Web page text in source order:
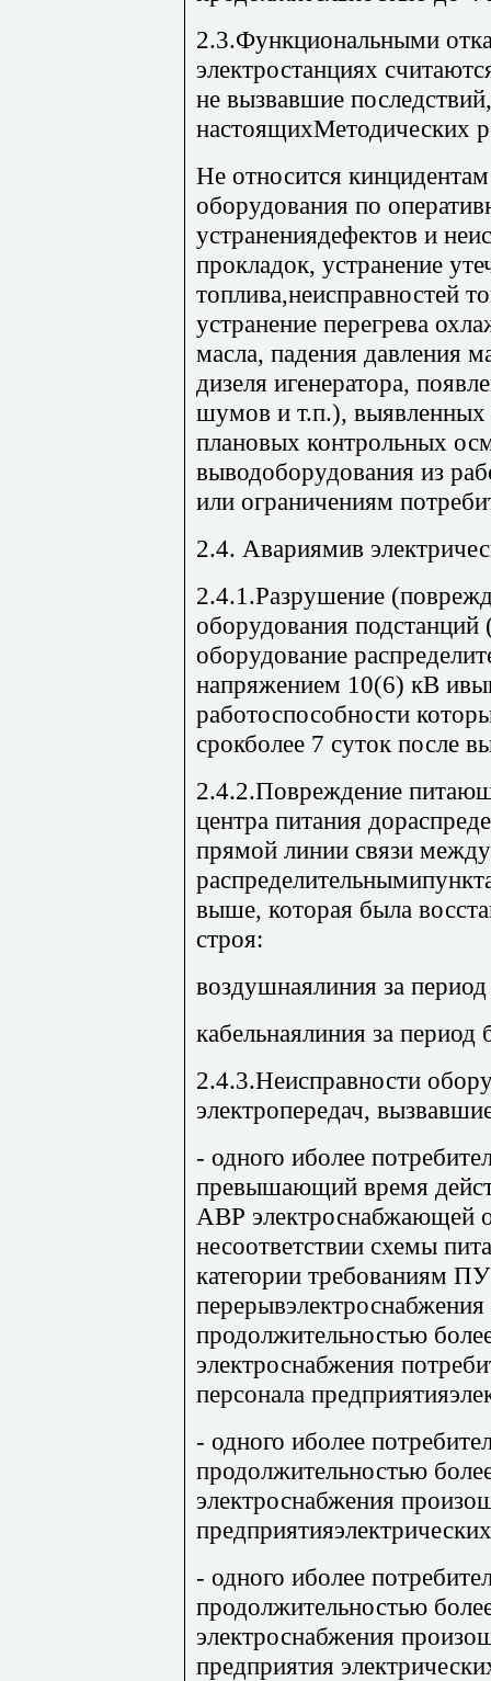
2.3.Функциональными
электростанциях
не вызвавшие
настоящихМетодических
Не относится
оборудования по
устранениядефектов и
прокладок, устранение
топлива,неисправностей
устранение перегрева
масла, падения давления
дизеля игенератора,
шумов и т.п.), выявленных
плановых контрольных
выводоборудования из
или ограничениям
2.4. Авариямив
2.4.1.Разрушение
оборудования
оборудование
напряжением 10(6) кВ
работоспособности
срокболее 7 суток после
2.4.2.Повреждение
центра питания
прямой линии связи между
выше, которая была
строя:
воздушнаялиния за
кабельнаялиния за период
2.4.3.Неисправности
электропередач,
- одного иболее
превышающий время
АВР электроснабжающей
несоответствии схемы
категории требованиям
перерывэлектроснабжения
продолжительностью
электроснабжения
персонала
- одного иболее
продолжительностью
электроснабжения
- одного иболее
продолжительностью
электроснабжения
предприятия